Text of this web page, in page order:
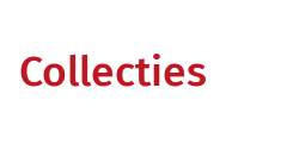
Collecties